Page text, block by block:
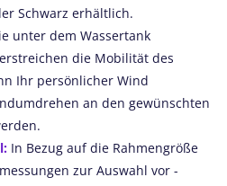
Schwarz erhältlich.
unter dem Wassertank
die Mobilität des
Ihr persönlicher Wind
an den gewünschten
In Bezug auf die Rahmengröße
zur Auswahl vor -